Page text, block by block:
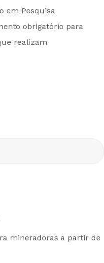
em Pesquisa
obrigatório para
realizam
mineradoras a partir de